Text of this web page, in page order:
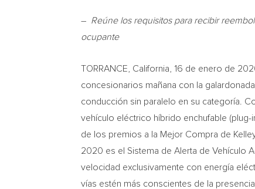
– Reúne los requisitos para recibir
ocupante
TORRANCE, California , 16 de enero de
concesionarios mañana con la
conducción sin paralelo en su categoría.
vehículo eléctrico híbrido enchufable
de los premios a la Mejor Compra de
2020 es el Sistema de Alerta de Vehículo
velocidad exclusivamente con energía
vías estén más conscientes de la